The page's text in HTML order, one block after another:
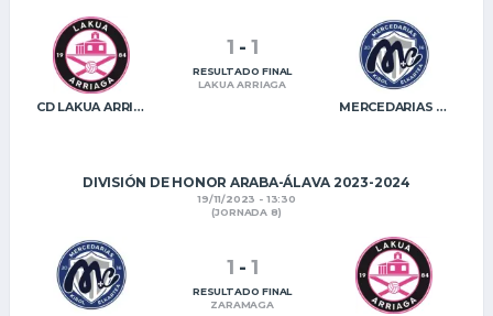
CD LAKUA ARRIAGA MERCEDARIAS KE
1 - 1
RESULTADO FINAL
LAKUA ARRIAGA
DIVISIÓN DE HONOR ARABA-ÁLAVA 2023-2024
19/11/2023 - 13:30
(JORNADA 8)
1 - 1
RESULTADO FINAL
ZARAMAGA